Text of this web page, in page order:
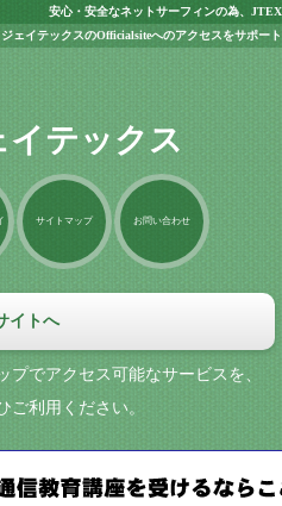
安心・安全なネットサーフィンの為、JTEX
ジェイテックスのOfficialsiteへのアクセスをサポート
イテックス
サイトマップ お問い合わせ
イトへ
でアクセス可能なサービスを、
ご利用ください。